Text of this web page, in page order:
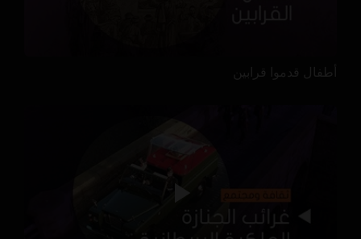
أطفال قدموا قرابين